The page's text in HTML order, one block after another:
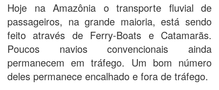
Hoje na Amazônia o transporte fluvial de
passageiros, na grande maioria, está sendo
feito através de Ferry-Boats e Catamarãs.
Poucos navios convencionais ainda
permanecem em tráfego. Um bom número
deles permanece encalhado e fora de tráfego.